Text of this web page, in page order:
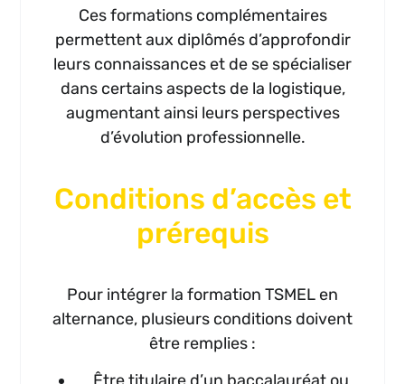
Ces formations complémentaires
permettent aux diplômés d’approfondir
leurs connaissances et de se spécialiser
dans certains aspects de la logistique,
augmentant ainsi leurs perspectives
d’évolution professionnelle.
Conditions d’accès et
prérequis
Pour intégrer la formation TSMEL en
alternance, plusieurs conditions doivent
être remplies :